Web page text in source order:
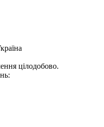
цілодобово.